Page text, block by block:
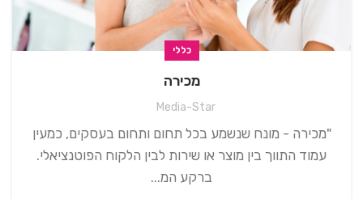
כללי
מכירה
Media-Star
"מכירה - מונח שנשמע בכל תחום ותחום בעסקים, כמעין
עמוד התווך בין מוצר או שירות לבין הלקוח הפוטנציאלי.
ברקע המ...